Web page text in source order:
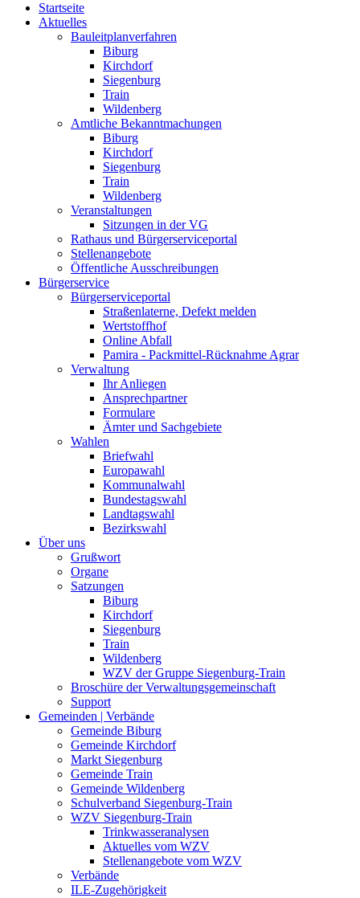
Startseite
Aktuelles
Bauleitplanverfahren
Biburg
Kirchdorf
Siegenburg
Train
Wildenberg
Amtliche Bekanntmachungen
Biburg
Kirchdorf
Siegenburg
Train
Wildenberg
Veranstaltungen
Sitzungen in der VG
Rathaus und Bürgerserviceportal
Stellenangebote
Öffentliche Ausschreibungen
Bürgerservice
Bürgerserviceportal
Straßenlaterne, Defekt melden
Wertstoffhof
Online Abfall
Pamira - Packmittel-Rücknahme Agrar
Verwaltung
Ihr Anliegen
Ansprechpartner
Formulare
Ämter und Sachgebiete
Wahlen
Briefwahl
Europawahl
Kommunalwahl
Bundestagswahl
Landtagswahl
Bezirkswahl
Über uns
Grußwort
Organe
Satzungen
Biburg
Kirchdorf
Siegenburg
Train
Wildenberg
WZV der Gruppe Siegenburg-Train
Broschüre der Verwaltungsgemeinschaft
Support
Gemeinden | Verbände
Gemeinde Biburg
Gemeinde Kirchdorf
Markt Siegenburg
Gemeinde Train
Gemeinde Wildenberg
Schulverband Siegenburg-Train
WZV Siegenburg-Train
Trinkwasseranalysen
Aktuelles vom WZV
Stellenangebote vom WZV
Verbände
ILE-Zugehörigkeit